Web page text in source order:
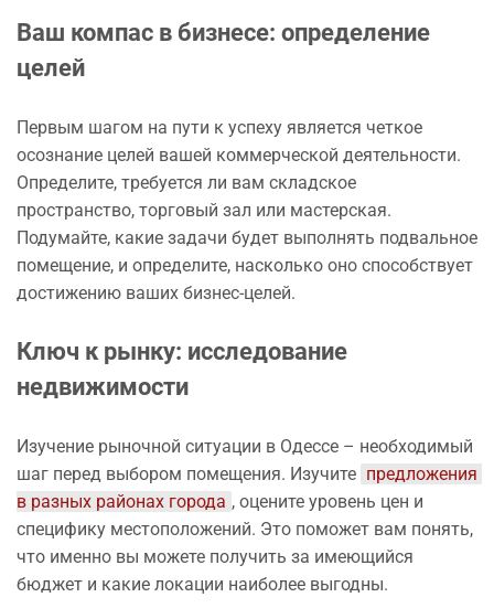
Ваш компас в бизнесе: определение
целей
Первым шагом на пути к успеху является четкое
осознание целей вашей коммерческой деятельности.
Определите, требуется ли вам складское
пространство, торговый зал или мастерская.
Подумайте, какие задачи будет выполнять подвальное
помещение, и определите, насколько оно способствует
достижению ваших бизнес-целей.
Ключ к рынку: исследование
недвижимости
Изучение рыночной ситуации в Одессе – необходимый
шаг перед выбором помещения. Изучите предложения
в разных районах города , оцените уровень цен и
специфику местоположений. Это поможет вам понять,
что именно вы можете получить за имеющийся
бюджет и какие локации наиболее выгодны.